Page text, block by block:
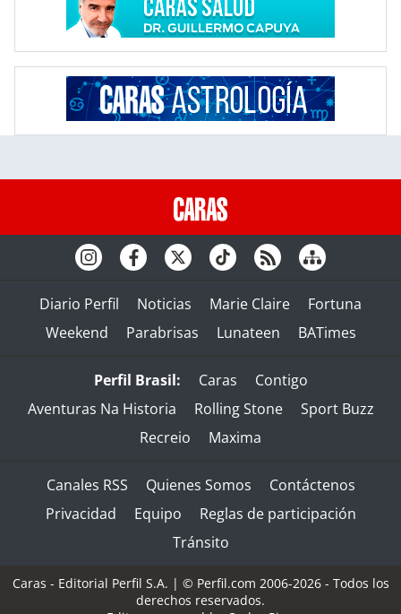
Diario Perfil Noticias Marie Claire
Fortuna
Weekend
Parabrisas Lunateen BATimes
Perfil Brasil: Caras
Contigo
Aventuras Na Historia
Rolling Stone
Sport Buzz
Recreio
Maxima
Canales RSS Quienes Somos
Contáctenos
Privacidad
Equipo
Reglas de participación
Tránsito
Caras - Editorial Perfil S.A. | © Perfil.com 2006-2026 - Todos los
derechos reservados.